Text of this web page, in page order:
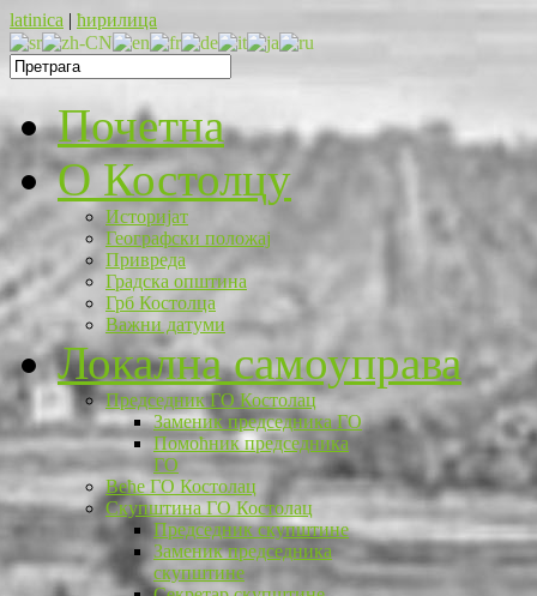
latinica | ћирилица
Почетна
O Костолцу
Историјат
Географски положај
Привреда
Градска општина
Грб Костолца
Важни датуми
Локална самоуправа
Председник ГО Костолац
Заменик председника ГО
Помоћник председника
ГО
Веће ГО Костолац
Скупштина ГО Костолац
Председник скупштине
Заменик председника
скупштине